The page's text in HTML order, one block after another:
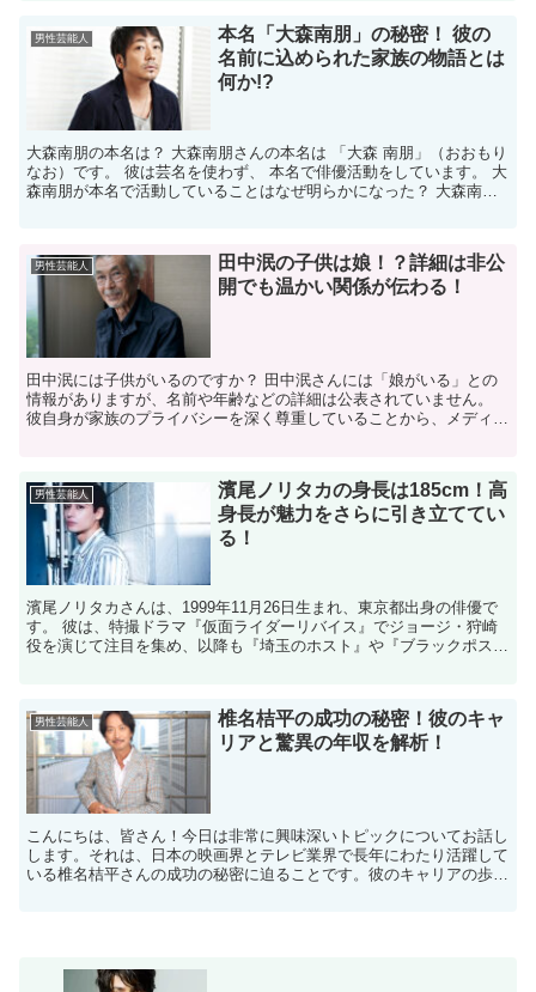
男性芸能人
本名「大森南朋」の秘密！ 彼の
名前に込められた家族の物語とは
何か!?
大森南朋の本名は？ 大森南朋さんの本名は 「大森 南朋」（おおもり
なお）です。 彼は芸名を使わず、 本名で俳優活動をしています。 大
森南朋が本名で活動していることはなぜ明らかになった？ 大森南朋
男性芸能人
田中泯の子供は娘！？詳細は非公
開でも温かい関係が伝わる！
田中泯には子供がいるのですか？ 田中泯さんには「娘がいる」との
情報がありますが、名前や年齢などの詳細は公表されていません。
彼自身が家族のプライバシーを深く尊重していることから、メディア
男性芸能人
濱尾ノリタカの身長は185cm！高
身長が魅力をさらに引き立ててい
る！
濱尾ノリタカさんは、1999年11月26日生まれ、東京都出身の俳優で
す。 彼は、特撮ドラマ『仮面ライダーリバイス』でジョージ・狩崎
役を演じて注目を集め、以降も『埼玉のホスト』や『ブラックポスト
男性芸能人
椎名桔平の成功の秘密！彼のキャ
リアと驚異の年収を解析！
こんにちは、皆さん！今日は非常に興味深いトピックについてお話し
します。それは、日本の映画界とテレビ業界で長年にわたり活躍して
いる椎名桔平さんの成功の秘密に迫ることです。彼のキャリアの歩み